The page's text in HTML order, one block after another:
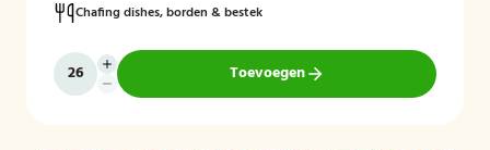
Chafing dishes, borden & bestek
Toevoegen